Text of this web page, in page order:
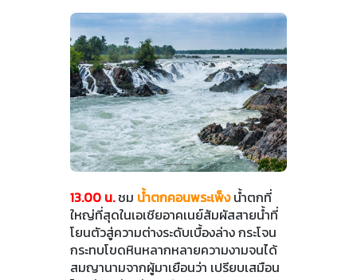
13.00 น.ชม น้ำตกคอนพระเพ็งน้ำตกที่
ใหญ่ที่สุดในเอเชียอาคเนย์สัมผัสสายน้ำที่
โยนตัวสู่ความต่างระดับเบื้องล่าง กระโจน
กระทบโขดหินหลากหลายความงามจนได้
สมญานามจากผู้มาเยือนว่า เปรียบเสมือน